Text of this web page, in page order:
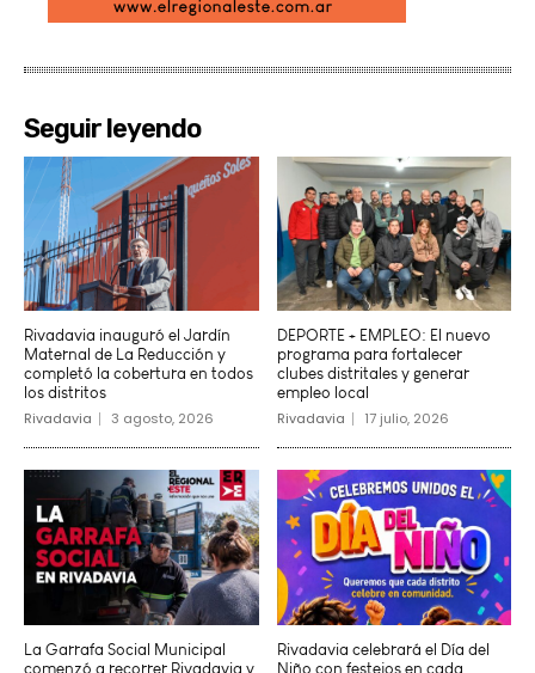
Seguir leyendo
Rivadavia inauguró el Jardín
Maternal de La Reducción y
completó la cobertura en todos
los distritos
Rivadavia 3 agosto, 2026
DEPORTE + EMPLEO: El nuevo
programa para fortalecer
clubes distritales y generar
empleo local
Rivadavia 17 julio, 2026
La Garrafa Social Municipal
Rivadavia celebrará el Día del